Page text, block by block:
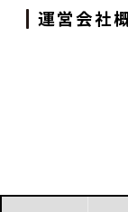
運営会社